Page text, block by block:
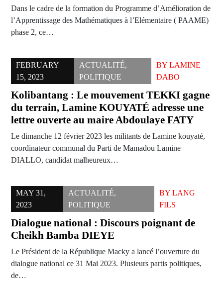
Dans le cadre de la formation du Programme d’Amélioration de
l’Apprentissage des Mathématiques à l’Elémentaire ( PAAME)
phase 2, ce…
FEBRUARY
15, 2023
ACTUALITÉ,
POLITIQUE
BY LAMINE
DABO
Kolibantang : Le mouvement TEKKI gagne
du terrain, Lamine KOUYATÉ adresse une
lettre ouverte au maire Abdoulaye FATY
Le dimanche 12 février 2023 les militants de Lamine kouyaté,
coordinateur communal du Parti de Mamadou Lamine
DIALLO, candidat malheureux…
MAY 31,
2023
ACTUALITÉ,
POLITIQUE
BY LANG
FILS
Dialogue national : Discours poignant de
Cheikh Bamba DIEYE
Le Président de la République Macky a lancé l’ouverture du
dialogue national ce 31 Mai 2023. Plusieurs partis politiques,
de…